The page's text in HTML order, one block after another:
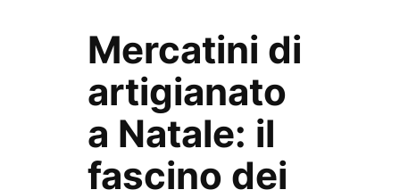
Mercatini di
artigianato
a Natale: il
fascino dei